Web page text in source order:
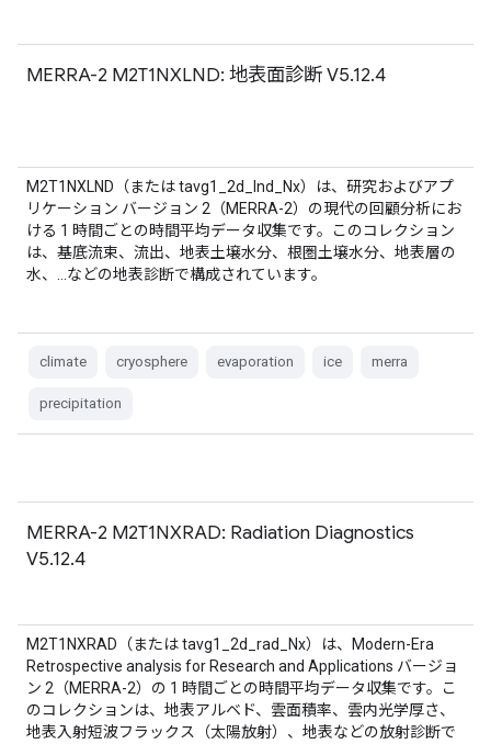
MERRA-2 M2T1NXLND: 地表面診断 V5.12.4
M2T1NXLND（または tavg1_2d_lnd_Nx）は、研究およびアプ
リケーション バージョン 2（MERRA-2）の現代の回顧分析にお
ける 1 時間ごとの時間平均データ収集です。このコレクション
は、基底流束、流出、地表土壌水分、根圏土壌水分、地表層の
水、…などの地表診断で構成されています。
climate cryosphere evaporation ice merra
precipitation
MERRA-2 M2T1NXRAD: Radiation Diagnostics
V5.12.4
M2T1NXRAD（または tavg1_2d_rad_Nx）は、Modern-Era
Retrospective analysis for Research and Applications バージョ
ン 2（MERRA-2）の 1 時間ごとの時間平均データ収集です。こ
のコレクションは、地表アルベド、雲面積率、雲内光学厚さ、
地表入射短波フラックス（太陽放射）、地表などの放射診断で